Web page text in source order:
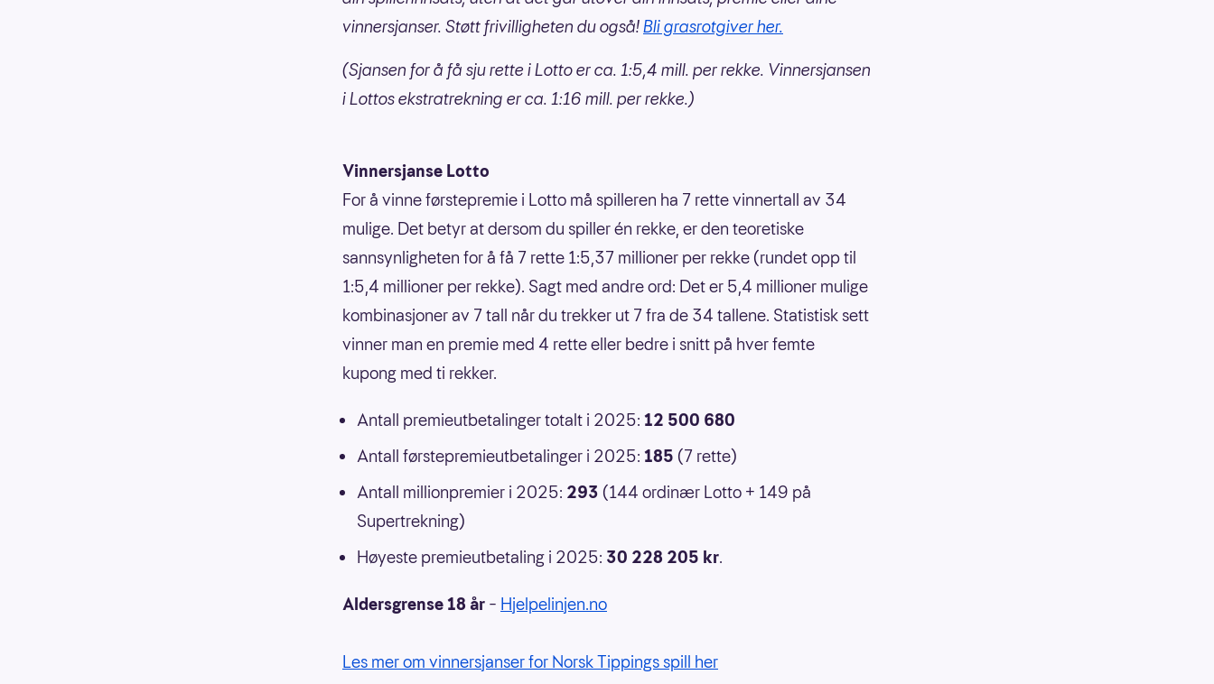
vinnersjanser. Støtt frivilligheten du også!Bli grasrotgiver her.
(Sjansen for å få sju rette i Lotto er ca. 1:5,4 mill. per rekke. Vinnersjansen
i Lottos ekstratrekning er ca. 1:16 mill. per rekke.)
Vinnersjanse Lotto
For å vinne førstepremie i Lotto må spilleren ha 7 rette vinnertall av 34
mulige. Det betyr at dersom du spiller én rekke, er den teoretiske
sannsynligheten for å få 7 rette 1:5,37 millioner per rekke (rundet opp til
1:5,4 millioner per rekke). Sagt med andre ord: Det er 5,4 millioner mulige
kombinasjoner av 7 tall når du trekker ut 7 fra de 34 tallene. Statistisk sett
vinner man en premie med 4 rette eller bedre i snitt på hver femte
kupong med ti rekker.
Antall premieutbetalinger totalt i 2025: 12 500 680
Antall førstepremieutbetalinger i 2025: 185 (7 rette)
Antall millionpremier i 2025: 293 (144 ordinær Lotto + 149 på
Supertrekning)
Høyeste premieutbetaling i 2025: 30 228 205 kr.
Aldersgrense 18 år – Hjelpelinjen.no
Les mer om vinnersjanser for Norsk Tippings spill her